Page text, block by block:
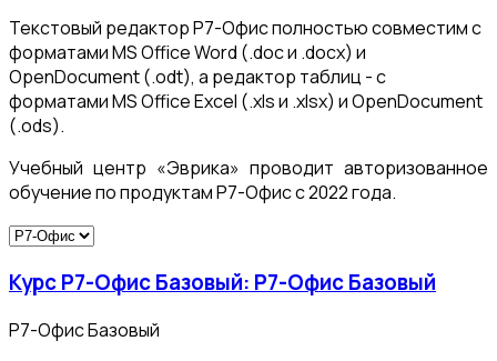
Текстовый редактор Р7-Офис полностью совместим с
форматами MS Office Word (.doc и .docx) и
OpenDocument (.odt), а редактор таблиц - с
форматами MS Office Excel (.xls и .xlsx) и OpenDocument
(.ods).
Учебный центр «Эврика» проводит авторизованное
обучение по продуктам Р7-Офис c 2022 года.
Курс Р7-Офис Базовый: Р7-Офис Базовый
Р7-Офис Базовый